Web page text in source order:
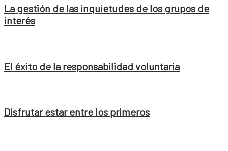
La gestión de las inquietudes de los grupos de
interés
El éxito de la responsabilidad voluntaria
Disfrutar estar entre los primeros